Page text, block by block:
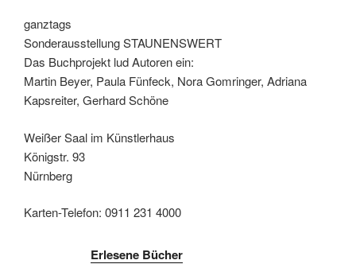
ganztags
Sonderausstellung STAUNENSWERT
Das Buchprojekt lud Autoren ein:
Martin Beyer, Paula Fünfeck, Nora Gomringer, Adriana
Kapsreiter, Gerhard Schöne
Weißer Saal im Künstlerhaus
Königstr. 93
Nürnberg
Karten-Telefon: 0911 231 4000
Erlesene Bücher